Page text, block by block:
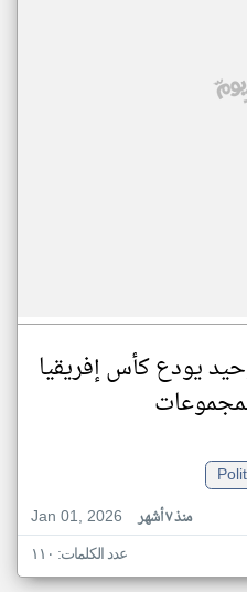
يودع كأس إفريقيا
Jan 01, 2026
منذ ٧ أشهر
عدد الكلمات: ١١٠